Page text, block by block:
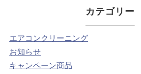
カテゴリー
エアコンクリーニング
お知らせ
キャンペーン商品